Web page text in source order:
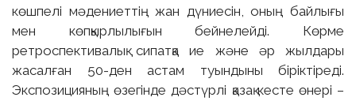
көшпелі мәдениеттің жан дүниесін, оның байлығы
мен көпқырлылығын бейнелейді. Көрме
ретроспективалық сипатқа ие және әр жылдары
жасалған 50-ден астам туындыны біріктіреді.
Экспозицияның өзегінде дәстүрлі қазақ кесте өнері –